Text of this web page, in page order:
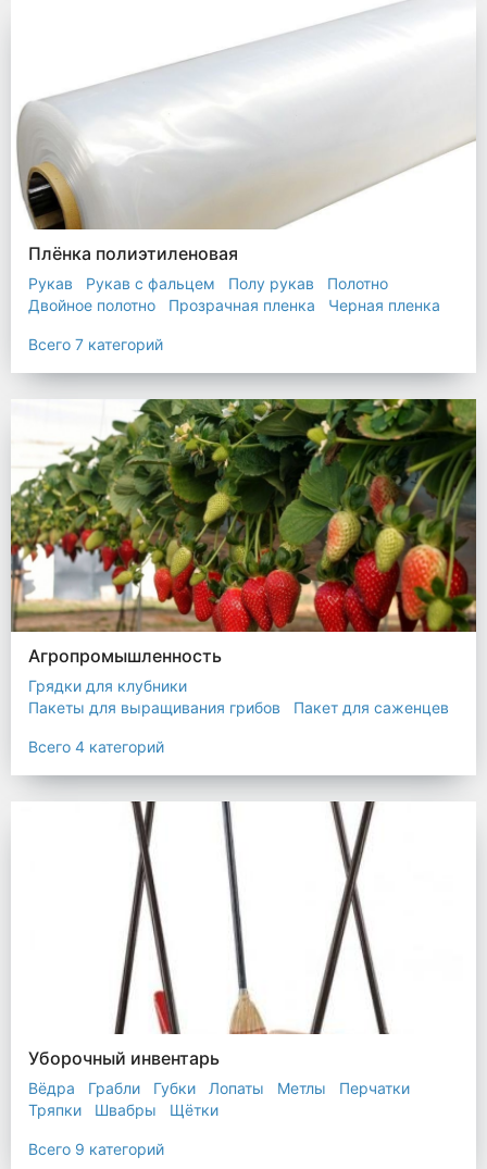
Плёнка полиэтиленовая
Рукав Рукав с фальцем Полу рукав
Полотно
Двойное полотно
Прозрачная пленка Черная пленка
Всего 7 категорий
Агропромышленность
Грядки для клубники
Пакеты для выращивания грибов
Пакет для саженцев
Всего 4 категорий
Уборочный инвентарь
Вёдра Грабли Губки Лопаты Метлы
Перчатки
Тряпки
Швабры Щётки
Всего 9 категорий